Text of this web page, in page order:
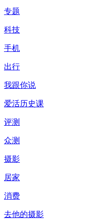
专题
科技
手机
出行
我跟你说
爱活历史课
评测
众测
摄影
居家
消费
去他的摄影